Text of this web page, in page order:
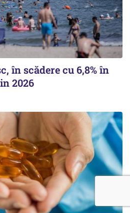
în scădere cu 6,8% în
2026